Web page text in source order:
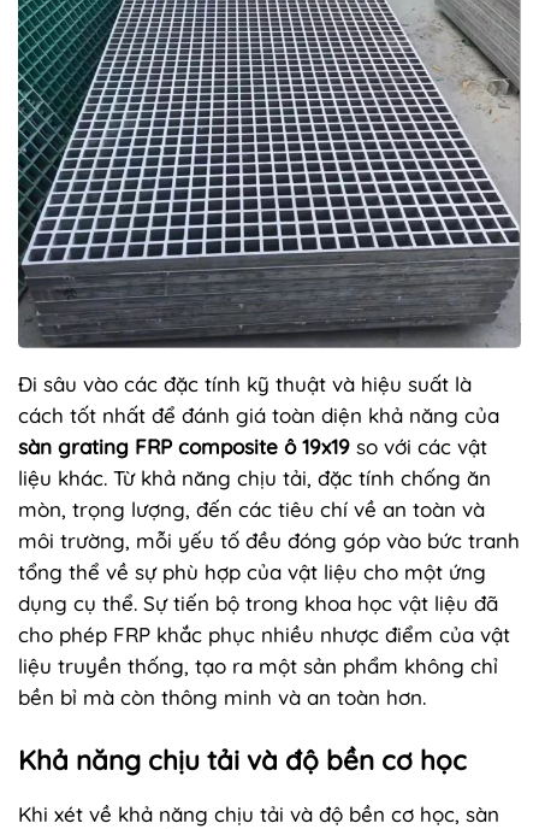
Đi sâu vào các đặc tính kỹ thuật và hiệu suất là
cách tốt nhất để đánh giá toàn diện khả năng của
sàn grating FRP composite ô 19x19 so với các vật
liệu khác. Từ khả năng chịu tải, đặc tính chống ăn
mòn, trọng lượng, đến các tiêu chí về an toàn và
môi trường, mỗi yếu tố đều đóng góp vào bức tranh
tổng thể về sự phù hợp của vật liệu cho một ứng
dụng cụ thể. Sự tiến bộ trong khoa học vật liệu đã
cho phép FRP khắc phục nhiều nhược điểm của vật
liệu truyền thống, tạo ra một sản phẩm không chỉ
bền bỉ mà còn thông minh và an toàn hơn.
Khả năng chịu tải và độ bền cơ học
Khi xét về khả năng chịu tải và độ bền cơ học, sàn